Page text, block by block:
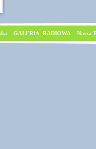
GALERIA RADIOWA Nasza